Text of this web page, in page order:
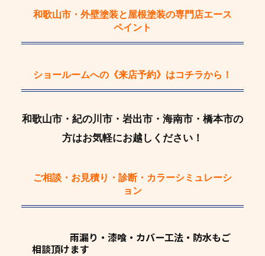
和歌山市・外壁塗装と屋根塗装の専門店エース
ペイント
ショールームへの《来店予約》 はコチラから！
和歌山市・紀の川市・岩出市・海南市・橋本市の
方はお気軽にお越しください！
ご相談・お見積り・診断・カラーシミュレーシ
ョン
雨漏り・漆喰・カバー工法・防水もご
相談頂けます